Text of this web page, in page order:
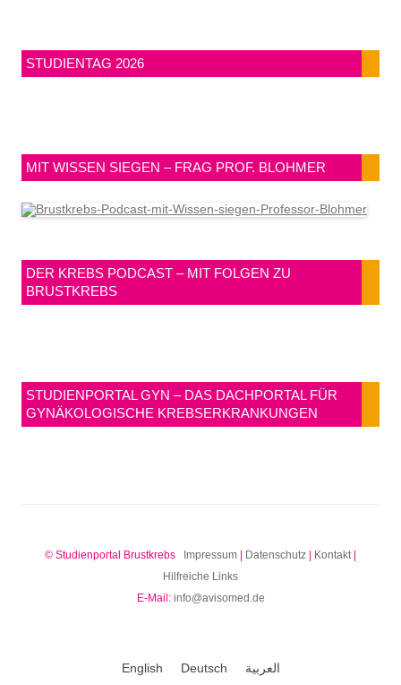
STUDIENTAG 2026
MIT WISSEN SIEGEN – FRAG PROF. BLOHMER
DER KREBS PODCAST – MIT FOLGEN ZU
BRUSTKREBS
STUDIENPORTAL GYN – DAS DACHPORTAL FÜR
GYNÄKOLOGISCHE KREBSERKRANKUNGEN
© Studienportal Brustkrebs Impressum Datenschutz Kontakt|
Hilfreiche Links
E-Mail: info@avisomed.de
English Deutsch العربية